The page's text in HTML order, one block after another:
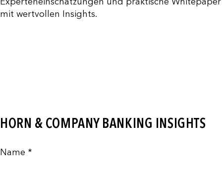
mit wertvollen Insights.
HORN & COMPANY BANKING INSIGHTS
Name *